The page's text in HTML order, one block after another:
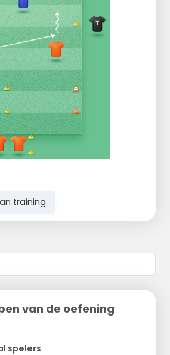
training
van de oefening
spelers